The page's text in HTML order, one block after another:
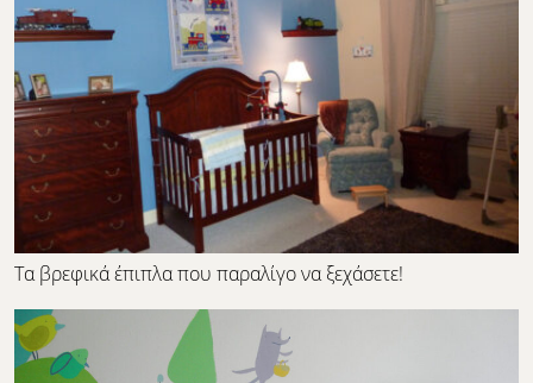
Τα βρεφικά έπιπλα που παραλίγο να ξεχάσετε!